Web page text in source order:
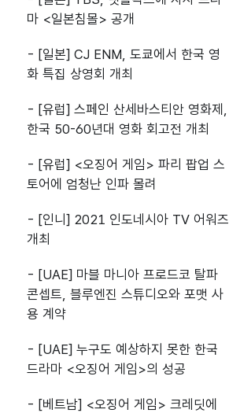
마 <일본침몰> 공개
- [일본] CJ ENM, 도쿄에서 한국 영
화 특집 상영회 개최
- [유럽] 스페인 산세바스티안 영화제,
한국 50-60년대 영화 회고전 개최
- [유럽] <오징어 게임> 파리 팝업 스
토어에 엄청난 인파 몰려
- [인니] 2021 인도네시아 TV 어워즈
개최
- [UAE] 마블 마니아 프로드코 탈파
콘셉트, 블루엔진 스튜디오와 포맷 사
용 계약
- [UAE] 누구도 예상하지 못한 한국
드라마 <오징어 게임>의 성공
- [베트남] <오징어 게임> 크레딧에